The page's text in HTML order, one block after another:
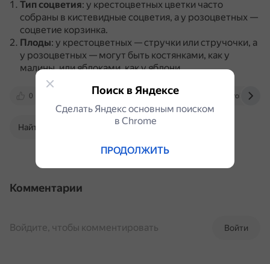
Тип соцветия: у крестоцветных цветки часто
собраны в кистевидные соцветия, а у розоцветных —
соцветие корзинка.
Плоды: у крестоцветных — стручки или стручочки, а
у розоцветных — могут быть костянками, как у
малины, или яблоками, как у яблони.
0 reshak.ru 300.ya.ru videouroki.net
Найти в Поиске
Комментарии
Войти
Войдите, чтобы комментировать
Поиск в Яндексе
Сделать Яндекс основным поиском
в Сhrome
ПРОДОЛЖИТЬ